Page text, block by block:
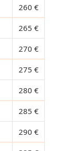
260 €
265 €
270 €
275 €
280 €
285 €
290 €